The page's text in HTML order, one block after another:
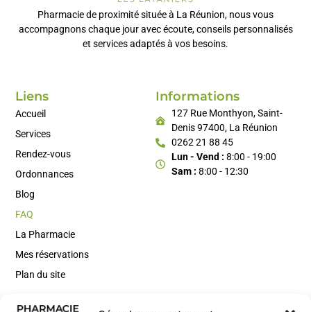
Pharmacie de proximité située à La Réunion, nous vous
accompagnons chaque jour avec écoute, conseils personnalisés
et services adaptés à vos besoins.
Liens
Accueil
Services
Rendez-vous
Ordonnances
Blog
FAQ
La Pharmacie
Mes réservations
Plan du site
Informations
127 Rue Monthyon, Saint-
Denis 97400, La Réunion
0262 21 88 45
Lun - Vend : 8:00 - 19:00
Sam : 8:00 - 12:30